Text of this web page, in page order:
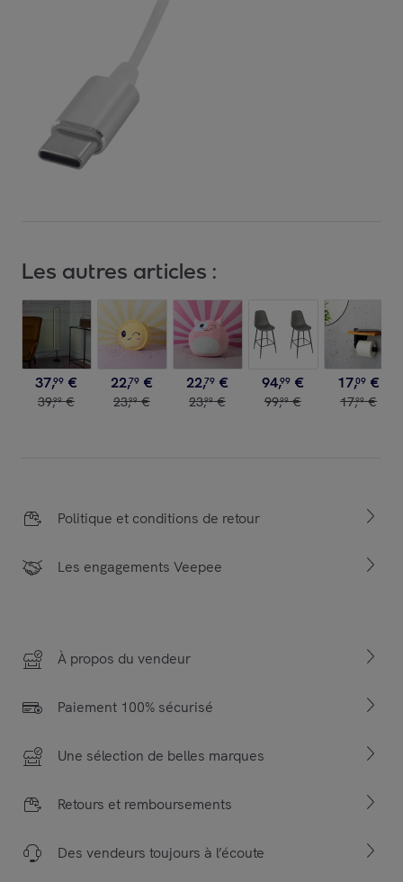
Les autres articles :
37,99 €
39,99 €
22,79 €
23,99 €
22,79 €
23,99 €
94,99 €
99,99 €
17,09 €
17,99 €
Politique et conditions de retour
Les engagements Veepee
À propos du vendeur
Paiement 100% sécurisé
Une sélection de belles marques
Retours et remboursements
Des vendeurs toujours à l’écoute